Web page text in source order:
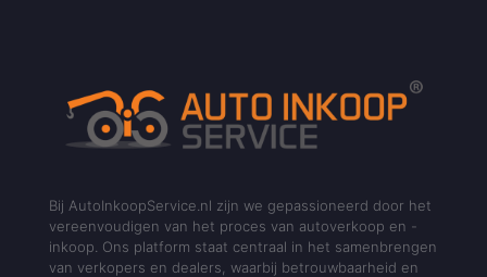
Bij AutoInkoopService.nl zijn we gepassioneerd door het
vereenvoudigen van het proces van autoverkoop en -
inkoop. Ons platform staat centraal in het samenbrengen
van verkopers en dealers, waarbij betrouwbaarheid en